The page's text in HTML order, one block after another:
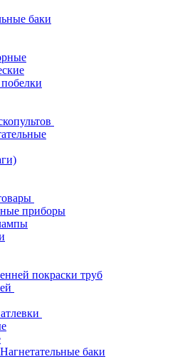
баки
приборы
покраски труб
баки